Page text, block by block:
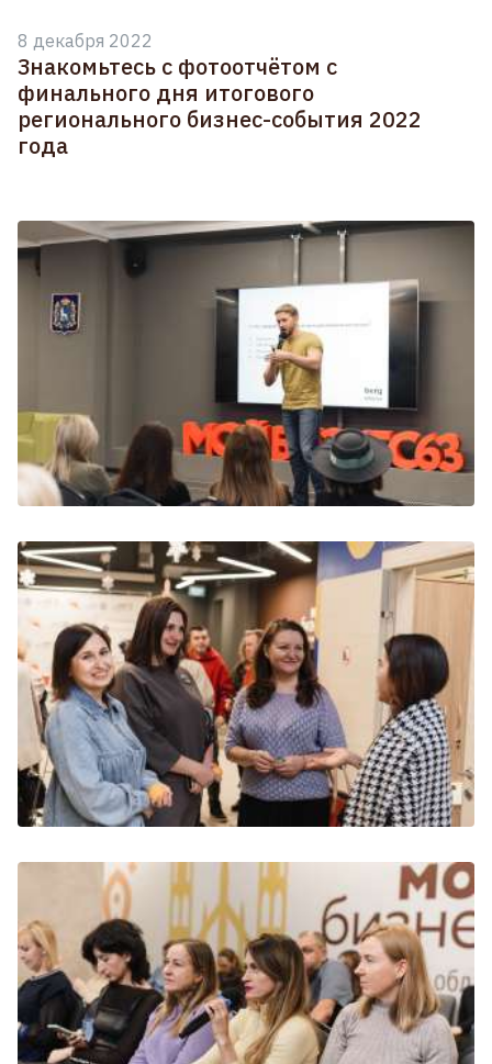
8 декабря 2022
Знакомьтесь с фотоотчётом с
финального дня итогового
регионального бизнес-события 2022
года